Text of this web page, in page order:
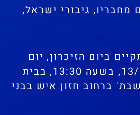
מחבריו, גיבורי ישראל,
ביום הזיכרון, יום
שני, ה' באייר, 13/5, בשעה 13:30, בבית
ברחוב חזון איש בבני